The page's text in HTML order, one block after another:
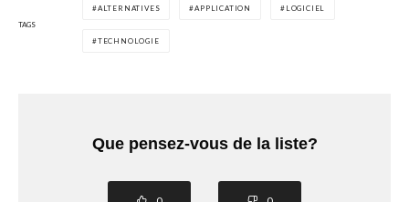
TAGS
ALTERNATIVES APPLICATION LOGICIEL
TECHNOLOGIE
Que pensez-vous de la liste?